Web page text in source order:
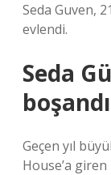
Seda Guven,
evlendi.
Seda
Geçen yıl
House’a giren